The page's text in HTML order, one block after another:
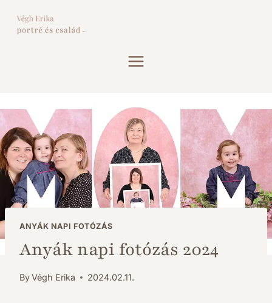
content
ANYÁK NAPI FOTÓZÁS
Anyák napi fotózás 2024
ByVégh Erika 2024.02.11.